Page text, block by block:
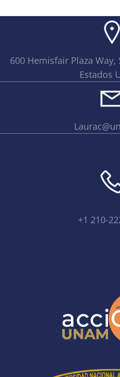
600 Hemisfair Plaza Way,
Estados
+1 210-